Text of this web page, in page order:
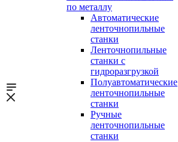
по металлу
Автоматические
ленточнопильные
станки
Ленточнопильные
станки с
гидроразгрузкой
Полуавтоматические
ленточнопильные
станки
Ручные
ленточнопильные
станки